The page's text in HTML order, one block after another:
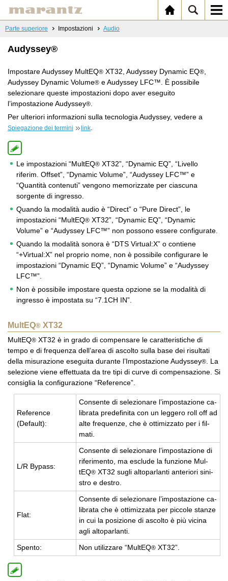
Parte superiore Impostazioni Audio
Audyssey®
Impostare Audyssey MultEQ® XT32, Audyssey Dynamic EQ®
Audyssey Dynamic Volume® e Audyssey LFC™. È possibile
selezionare queste impostazioni dopo aver eseguito
l’impostazione Audyssey®
Per ulteriori informazioni sulla tecnologia Audyssey, vedere a
Spiegazione dei termini link
Le impostazioni “MultEQ® XT32”, “Dynamic EQ”, “Livello
riferim. Offset”, “Dynamic Volume”, “Audyssey LFC™” e
“Quantità contenuti” vengono memorizzate per ciascuna
sorgente di ingresso.
Quando la modalità audio è “Direct” o “Pure Direct”, le
impostazioni “MultEQ® XT32”, “Dynamic EQ”, “Dynamic
Volume” e “Audyssey LFC™” non possono essere configurate.
Quando la modalità sonora è “DTS Virtual:X” o contiene
“+Virtual:X” nel proprio nome, non è possibile configurare le
impostazioni “Dynamic EQ”, “Dynamic Volume” e “Audyssey
LFC™”.
Non è possibile impostare questa opzione se la modalità di
ingresso è impostata su “7.1CH IN”.
MultEQ® XT32
MultEQ® XT32 è in grado di compensare le caratteristiche di
tempo e di frequenza dell’area di ascolto sulla base dei risultati
della misurazione eseguita durante l’Impostazione Audyssey®
. La
selezione viene effettuata da tre tipi di curve di compensazione. Si
consiglia la configurazione “Reference”.
Re­fe­ren­ce
(De­fault):
Con­sen­te di se­le­zio­na­re l’im­po­sta­zio­ne ca­
li­bra­ta pre­de­fi­ni­ta con un leg­ge­ro roll off ad
alte fre­quen­ze, che è ot­ti­miz­za­to per i fil­
ma­ti.
L/R By­pass:
Con­sen­te di se­le­zio­na­re l’im­po­sta­zio­ne di
ri­fe­ri­men­to, ma esclu­de la fun­zio­ne Mul­
tEQ® XT32 sugli al­to­par­lan­ti an­te­rio­ri si­ni­
stro e de­stro.
Flat:
Con­sen­te di se­le­zio­na­re l’im­po­sta­zio­ne ca­
li­bra­ta che è ot­ti­miz­za­ta per pic­co­le stan­ze
in cui la po­si­zio­ne di ascol­to è più vi­ci­na
agli al­to­par­lan­ti.
Spen­to:
Non uti­liz­za­re “Mul­tEQ® XT32”.